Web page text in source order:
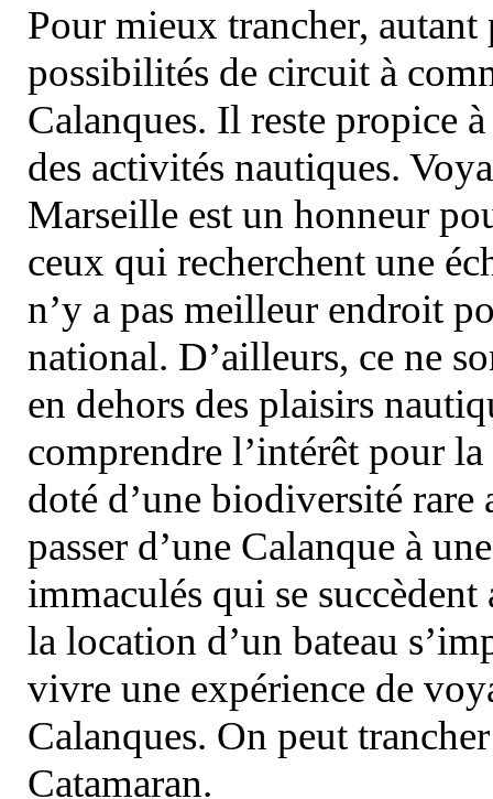
Pour mieux trancher, autant
possibilités de circuit à
Calanques. Il reste propice
des activités nautiques.
Marseille est un honneur
ceux qui recherchent une
n’y a pas meilleur endroit
national. D’ailleurs, ce ne
en dehors des plaisirs
comprendre l’intérêt pour
doté d’une biodiversité
passer d’une Calanque à
immaculés qui se
la location d’un bateau
vivre une expérience de
Calanques. On peut
Catamaran.